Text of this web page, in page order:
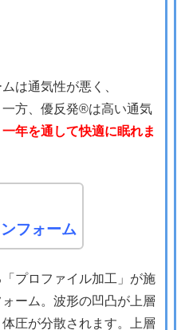
は通気性が悪く、
方、優反発®は高い通気
一年を通して快適に眠れま
フォーム
プロファイル加工」が施
ーム。波形の凹凸が上層
圧が分散されます。上層